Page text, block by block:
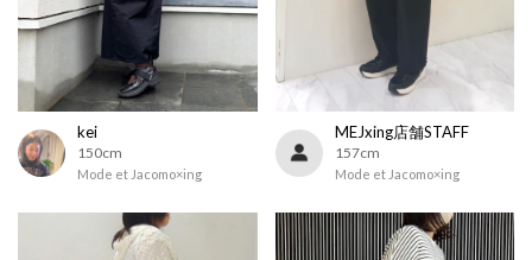
kei
150cm
Mode et Jacomo×ing
MEJxing店舗STAFF
157cm
Mode et Jacomo×ing